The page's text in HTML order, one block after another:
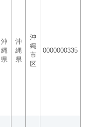
沖
縄
県
沖
縄
県
沖
縄
市
区
0000000335